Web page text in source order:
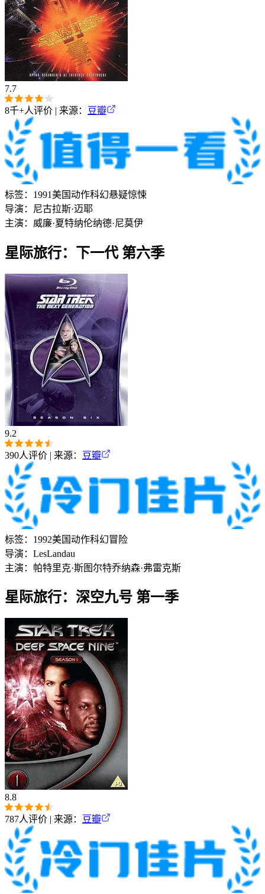
7.7
8千+人评价 | 来源： 豆瓣
标签： 1991美国动作科幻悬疑惊悚
导演：
尼古拉斯·迈耶
主演： 威廉·夏特纳伦纳德·尼莫伊
星际旅行：下一代 第六季
9.2
390人评价 | 来源： 豆瓣
标签： 1992美国动作科幻冒险
导演： LesLandau
主演： 帕特里克·斯图尔特乔纳森·弗雷克斯
星际旅行：深空九号 第一季
8.8
787人评价 | 来源： 豆瓣